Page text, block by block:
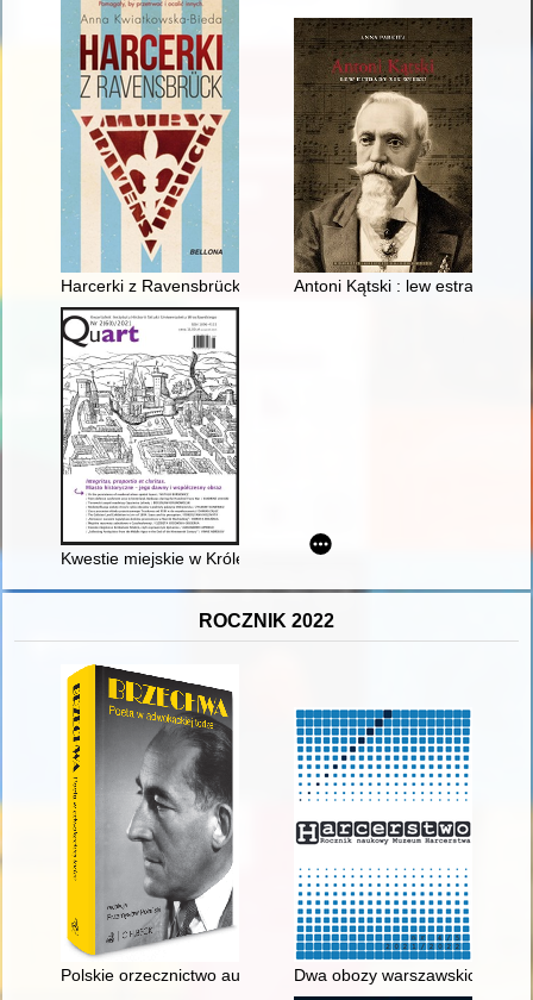
Harcerki z Ravensbrück Antoni Kątski : lew estrady XIX
Kwestie miejskie w Królestwie Polskim, czyli O sprawczym
ROCZNIK 2022
Polskie orzecznictwo autorskie 1929-1939 w twórczości Jana
Dwa obozy warszawskich